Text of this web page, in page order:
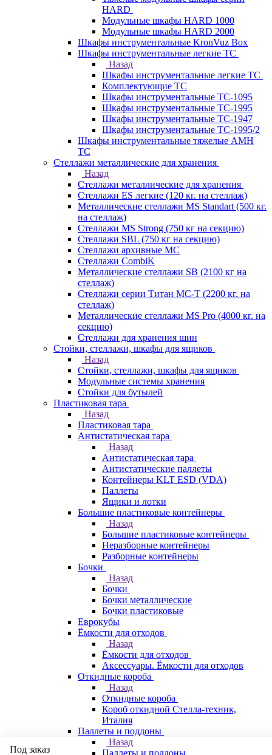
HARD
Модульные шкафы HARD 1000
Модульные шкафы HARD 2000
Шкафы инструментальные KronVuz Box
Шкафы инструментальные легкие ТС
Назад
Шкафы инструментальные легкие ТС
Комплектующие ТС
Шкафы инструментальные TC-1095
Шкафы инструментальные TC-1995
Шкафы инструментальные ТС-1947
Шкафы инструментальные ТС-1995/2
Шкафы инструментальные тяжелые AMH
TC
Стеллажи металлические для хранения
Назад
Стеллажи металлические для хранения
Стеллажи ES легкие (120 кг. на стеллаж)
Металлические стеллажи MS Standart (500 кг.
на стеллаж)
Стеллажи MS Strong (750 кг на секцию)
Стеллажи SBL (750 кг на секцию)
Стеллажи архивные МС
Стеллажи CombiK
Металлические стеллажи SB (2100 кг на
стеллаж)
Стеллажи серии Титан МС-Т (2200 кг. на
стеллаж)
Металлические стеллажи MS Pro (4000 кг. на
секцию)
Стеллажи для хранения шин
Стойки, стеллажи, шкафы для ящиков
Назад
Стойки, стеллажи, шкафы для ящиков
Модульные системы хранения
Стойки для бутылей
Пластиковая тара
Назад
Пластиковая тара
Антистатическая тара
Назад
Антистатическая тара
Антистатические паллеты
Контейнеры KLT ESD (VDA)
Паллеты
Ящики и лотки
Большие пластиковые контейнеры
Назад
Большие пластиковые контейнеры
Неразборные контейнеры
Разборные контейнеры
Бочки
Назад
Бочки
Бочки металлические
Бочки пластиковые
Еврокубы
Ёмкости для отходов
Назад
Ёмкости для отходов
Аксессуары. Ёмкости для отходов
Откидные короба
Назад
Откидные короба
Короб откидной Стелла-техник,
Италия
Паллеты и поддоны
Назад
Паллеты и поддоны
Под заказ